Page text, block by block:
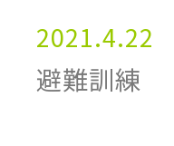
2021.4.22
避難訓練